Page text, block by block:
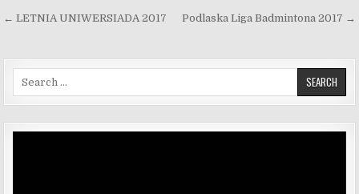
Nawigacja wpisu Podlaska Liga Badmintona 2017 →
← LETNIA UNIWERSIADA 2017
Search for: